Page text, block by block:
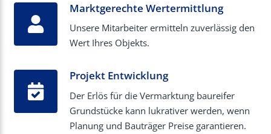
Marktgerechte Wertermittlung
Unsere Mitarbeiter ermitteln zuverlässig den
Wert Ihres Objekts.
Projekt Entwicklung
Der Erlös für die Vermarktung baureifer
Grundstücke kann lukrativer werden, wenn
Planung und Bauträger Preise garantieren.